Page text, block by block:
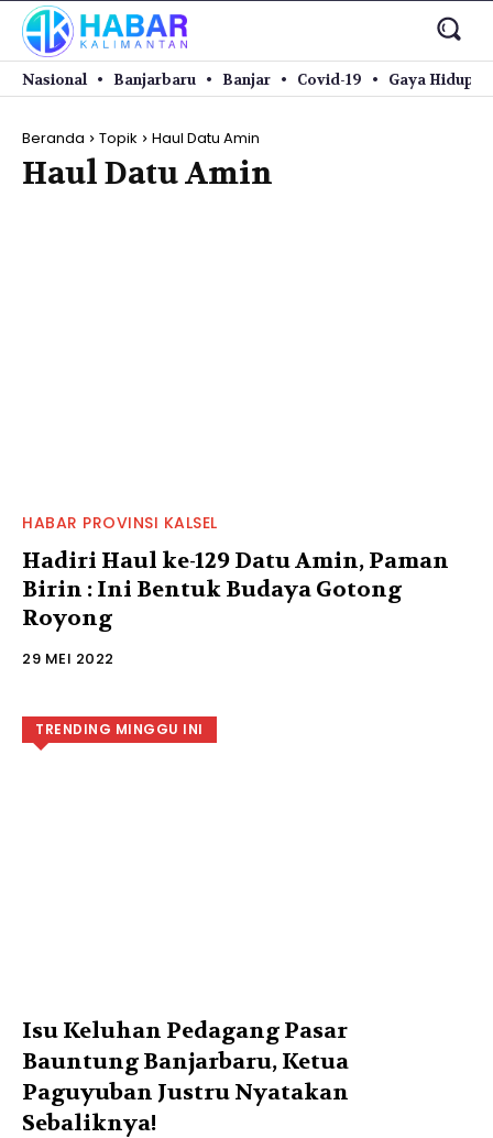
Nasional Banjarbaru Banjar Covid-19 Gaya Hidup
Beranda Topik Haul Datu Amin
Haul Datu Amin
HABAR PROVINSI KALSEL
Hadiri Haul ke-129 Datu Amin, Paman
Birin : Ini Bentuk Budaya Gotong
Royong
29 MEI 2022
TRENDING MINGGU INI
Isu Keluhan Pedagang Pasar
Bauntung Banjarbaru, Ketua
Paguyuban Justru Nyatakan
Sebaliknya!